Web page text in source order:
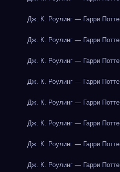
Дж. К. Роулинг — Гарри
Дж. К. Роулинг — Гарри
Дж. К. Роулинг — Гарри
Дж. К. Роулинг — Гарри
Дж. К. Роулинг — Гарри
Дж. К. Роулинг — Гарри
Дж. К. Роулинг — Гарри
Дж. К. Роулинг — Гарри